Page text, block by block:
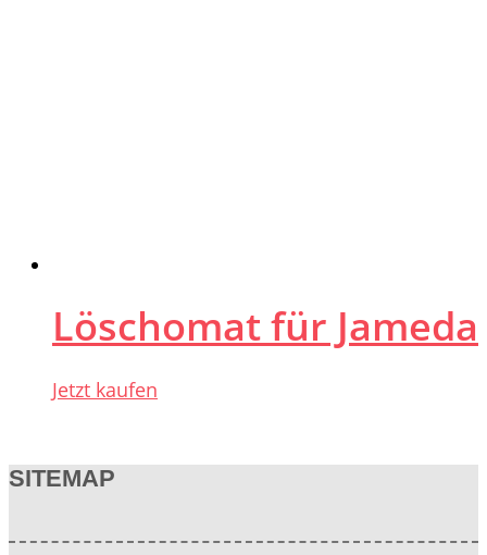
Löschomat für Jameda
Jetzt kaufen
SITEMAP